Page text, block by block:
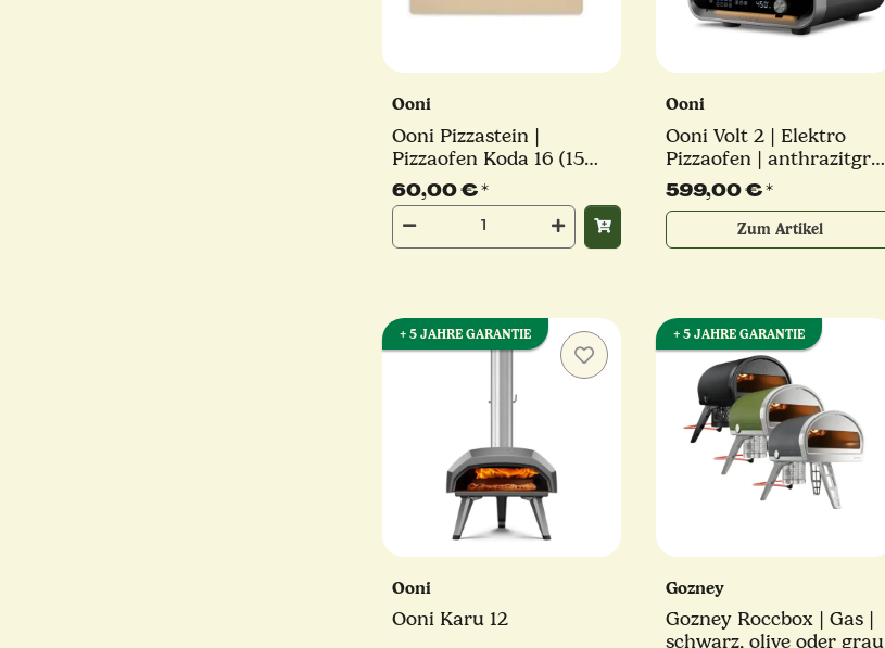
Ooni
Ooni Pizzastein |
Pizzaofen Koda 16 (15
mm)
60,00 €*
Ooni
Ooni Volt 2 | Elektro
Pizzaofen | anthrazitgrau
oder polarweiß
599,00 €*
Zum Artikel
+ 5 JAHRE GARANTIE
Ooni
Ooni Karu 12
+ 5 JAHRE GARANTIE
Gozney
Gozney Roccbox | Gas |
schwarz, olive oder grau